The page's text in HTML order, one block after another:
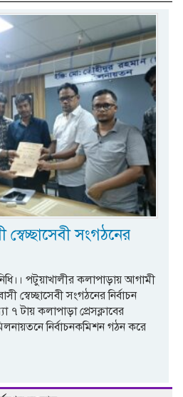
সংগঠনের
পটুয়াখালীর কলাপাড়ায় আগামী
স্বেচ্ছাসেবী সংগঠনের নির্বাচন
৭ টায় কলাপাড়া প্রেসক্লাবের
নির্বাচনকমিশন গঠন করে